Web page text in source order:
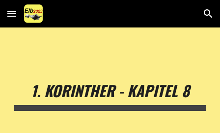
Skip to main content Skip to navigation
1. KORINTHER - KAPITEL 8